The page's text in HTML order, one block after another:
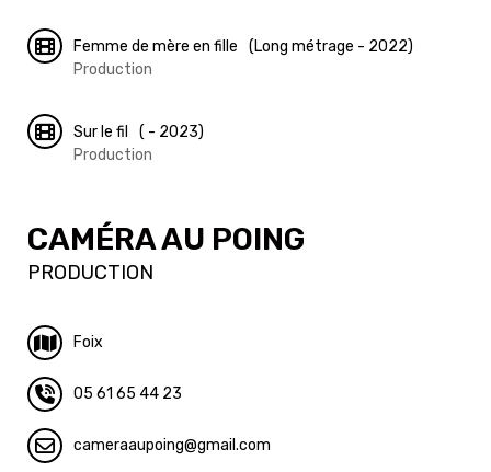
Femme de mère en fille
(Long métrage - 2022)
Production
Sur le fil
( - 2023)
Production
CAMÉRA AU POING
PRODUCTION
Foix
05 61 65 44 23
cameraaupoing gmail.com